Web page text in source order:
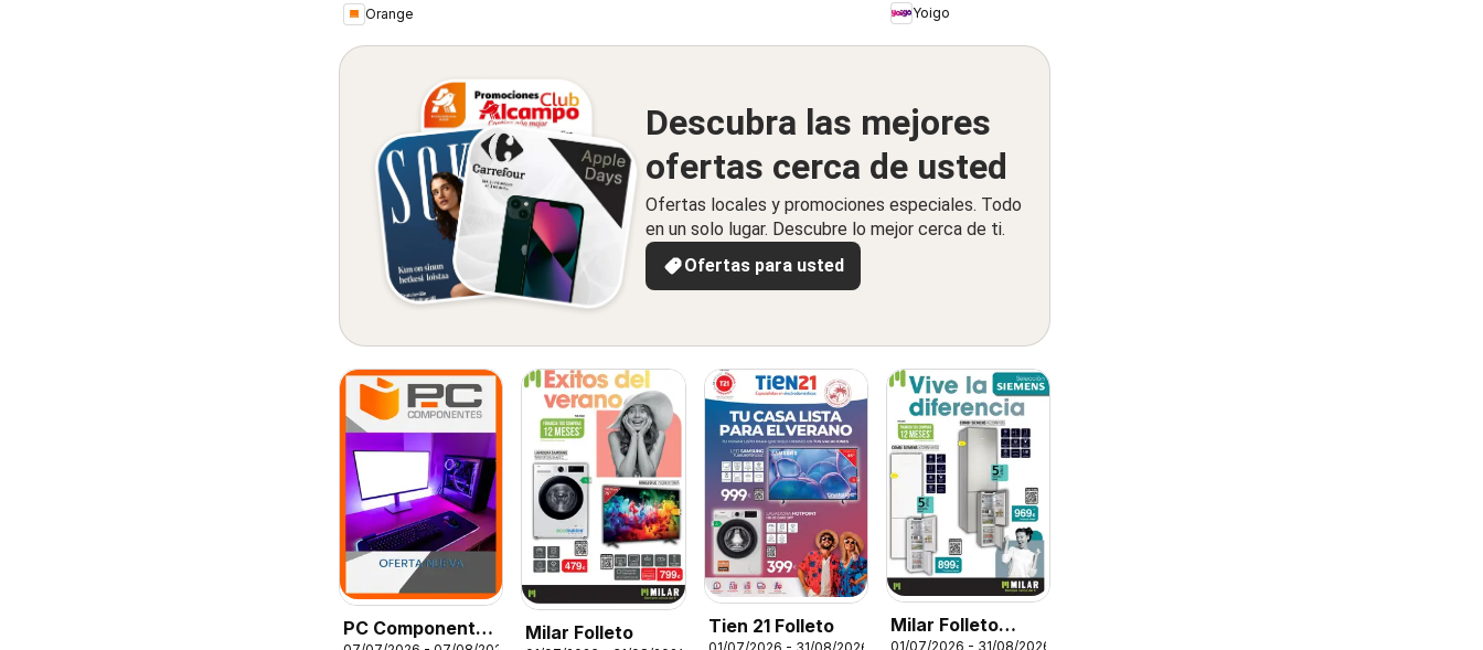
Orange
Yoigo
Descubra las mejores
ofertas cerca de usted
Ofertas locales y promociones especiales. Todo
en un solo lugar. Descubre lo mejor cerca de ti.
Ofertas para usted
PC Componentes
Milar Folleto Tien 21 Folleto
Milar Folleto
01/07/2026 - 31/08/2026